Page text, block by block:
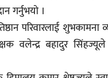
गर्नुभयो ।
परिवारलाई शुभकामना
वलेन्द्र बहादुर